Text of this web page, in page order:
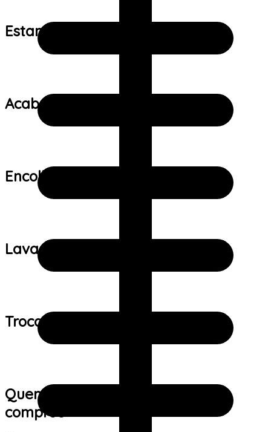
Estampa:
Acabamento:
Encolhimento:
Lavagem:
Trocas e devoluções:
Quem viu este produto também
comprou